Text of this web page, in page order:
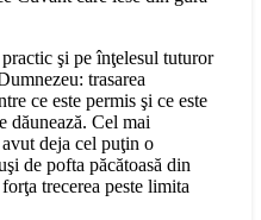
şi pe înţelesul tuturor
trasarea
ce este permis şi ce este
dăunează. Cel mai
deja cel puţin o
de pofta păcătoasă din
trecerea peste limita